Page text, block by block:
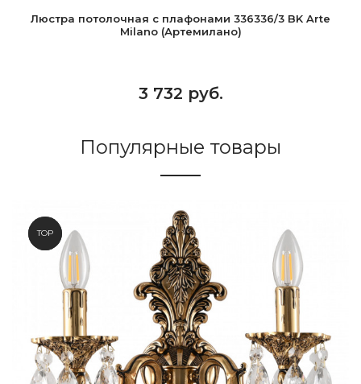
Люстра потолочная с плафонами 336336/3 BK Arte
Milano (Артемилано)
3 732 руб.
Популярные товары
NEW
TOP